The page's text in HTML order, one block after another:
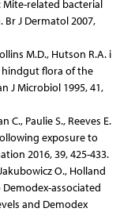
Mite-related bacterial
J Dermatol 2007,
M.D., Hutson R.A. i
hindgut flora of the
J Microbiol 1995, 41,
C., Paulie S., Reeves E.
exposure to
2016, 39, 425-433.
O., Holland
associated
and Demodex